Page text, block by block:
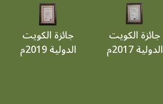
جائزة الكويت
الدولية 2017م
جائزة الكويت
الدولية 2019م